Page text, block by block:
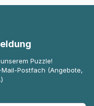
Puzzle!
Postfach (Angebote,